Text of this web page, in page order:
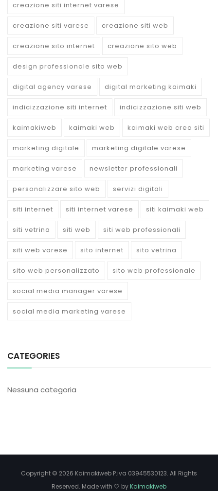
creazione siti internet varese
creazione siti varese creazione siti web
creazione sito internet creazione sito web
design professionale sito web
digital agency varese digital marketing kaimaki
indicizzazione siti internet indicizzazione siti web
kaimakiweb kaimaki web kaimaki web crea siti
marketing digitale marketing digitale varese
marketing varese newsletter professionali
personalizzare sito web servizi digitali
siti internet siti internet varese siti kaimaki web
siti vetrina siti web siti web professionali
siti web varese sito internet sito vetrina
sito web personalizzato sito web professionale
social media manager varese
social media marketing varese
CATEGORIES
Nessuna categoria
Copyright © 2026 Kaimakiweb P.iva 03945530123. All Rights
Reserved. Made with 🤍 byKaimakiweb